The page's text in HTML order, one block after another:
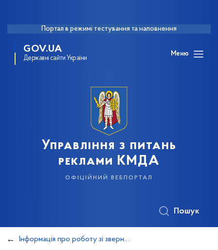
Портал в режимі тестування та наповнення
GOV.UA
Державні сайти України
Меню
Управління з питань
реклами КМДА
офіційний вебпортал
Пошук
Інформація про роботу зі зверненнями громадян